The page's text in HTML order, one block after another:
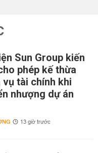
Sun Group kiến
phép kế thừa
vụ tài chính khi
nhượng dự án
13 giờ trước